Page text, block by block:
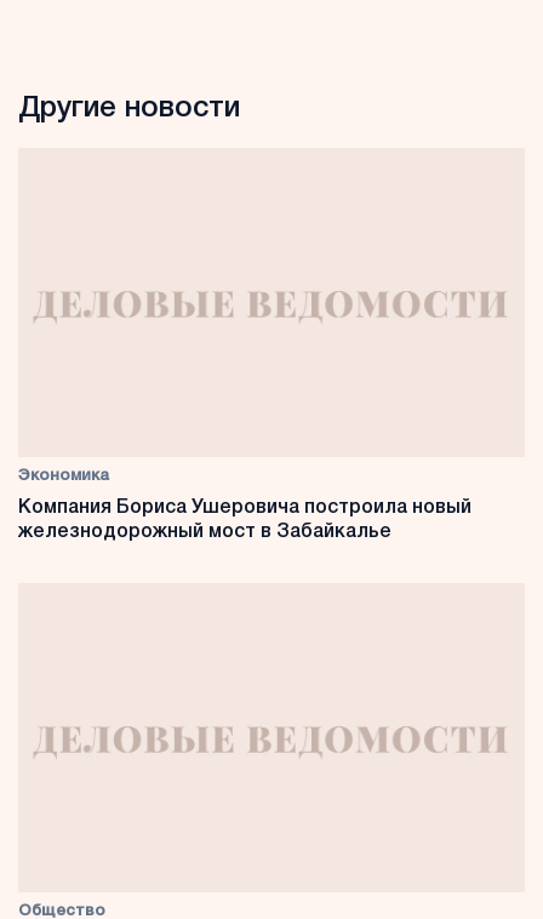
Другие новости
Экономика
Компания Бориса Ушеровича построила новый
железнодорожный мост в Забайкалье
Общество